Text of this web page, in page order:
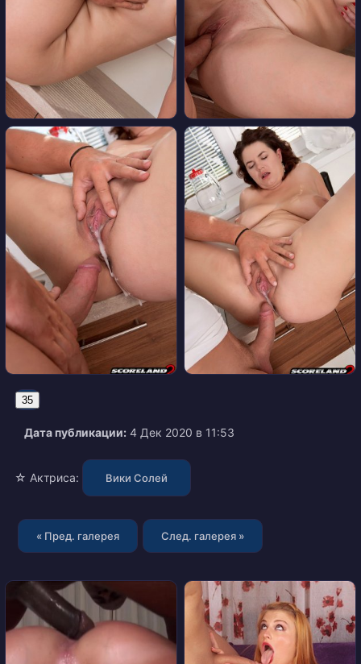
35
Дата публикации: 4 Дек 2020 в 11:53
☆ Актриса: Вики Солей
« Пред. галерея След. галерея »